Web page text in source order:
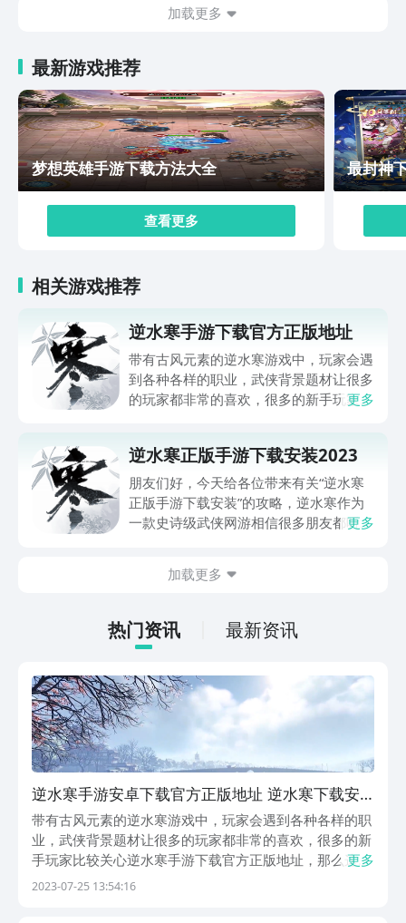
加载更多
最新游戏推荐
梦想英雄手游下载方法大全
查看更多
最封神
相关游戏推荐
逆水寒手游下载官方正版地址
带有古风元素的逆水寒游戏中，玩家会遇
到各种各样的职业，武侠背景题材让很多
的玩家都非常的喜欢，很多的新手玩家比
这样就不会因为错误的渠道下载导致后续
无法运行的情况，感兴趣的话一起来看看
吧。
更多
逆水寒正版手游下载安装2023
朋友们好，今天给各位带来有关“逆水寒
正版手游下载安装”的攻略，逆水寒作为
一款史诗级武侠网游相信很多朋友都听过
了很高的位置，而如今移植到手机端后更
给大家分享一下它的下载预约地址，感兴
趣的话就一起来看看吧！
更多
加载更多
热门资讯 最新资讯
逆水寒手游安卓下载官方正版地址 逆水寒下载安
装链接推荐
带有古风元素的逆水寒游戏中，玩家会遇到各种各样的职
业，武侠背景题材让很多的玩家都非常的喜欢，很多的新
手玩家比较关心逆水寒手游下载官方正版地址，那么这一
期小编就来给大家好好的介绍下，这样就不会因为错误的
更多
2023-07-25 13:54:16